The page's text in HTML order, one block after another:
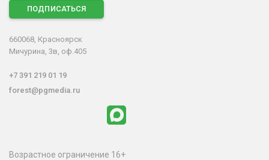
ПОДПИСАТЬСЯ
660068, Красноярск
Мичурина, 3в, оф.405
+7 391 219 01 19
forest@pgmedia.ru
Возрастное ограничение 16+